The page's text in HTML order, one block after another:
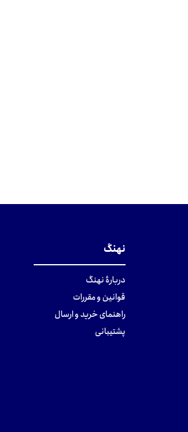
نهنگ
دربارهٔ نهنگ
قوانین و مقررات
راهنمای خرید و ارسال
پشتیبانی